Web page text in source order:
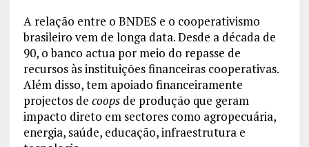
A relação entre o BNDES e o cooperativismo
brasileiro vem de longa data. Desde a década de
90, o banco actua por meio do repasse de
recursos às instituições financeiras cooperativas.
Além disso, tem apoiado financeiramente
projectos de coops de produção que geram
impacto direto em sectores como agropecuária,
energia, saúde, educação, infraestrutura e